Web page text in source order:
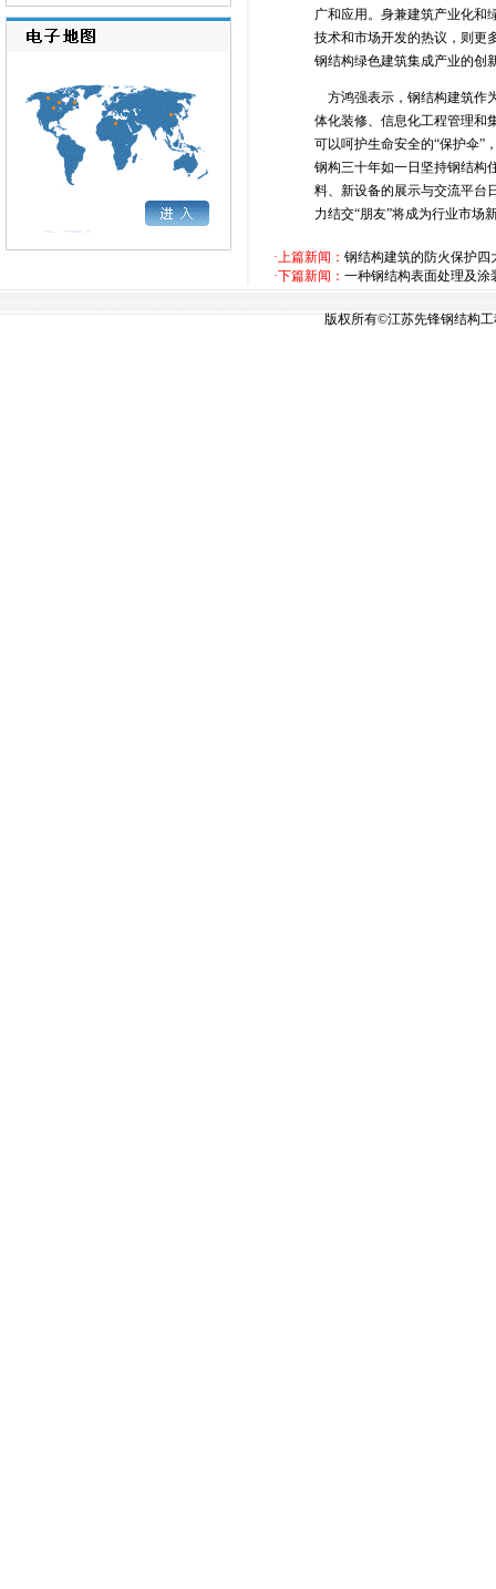
广和应用。身兼建筑产业化和
技术和市场开发的热议，则更
钢结构绿色建筑集成产业的创
方鸿强表示，钢结构建筑作
体化装修、信息化工程管理和
可以呵护生命安全的“保护伞”
钢构三十年如一日坚持钢结构
料、新设备的展示与交流平台
力结交“朋友”将成为行业市场
·上篇新闻： 钢结构建筑的防火保护四
·下篇新闻： 一种钢结构表面处理及涂
版权所有©江苏先锋钢结构